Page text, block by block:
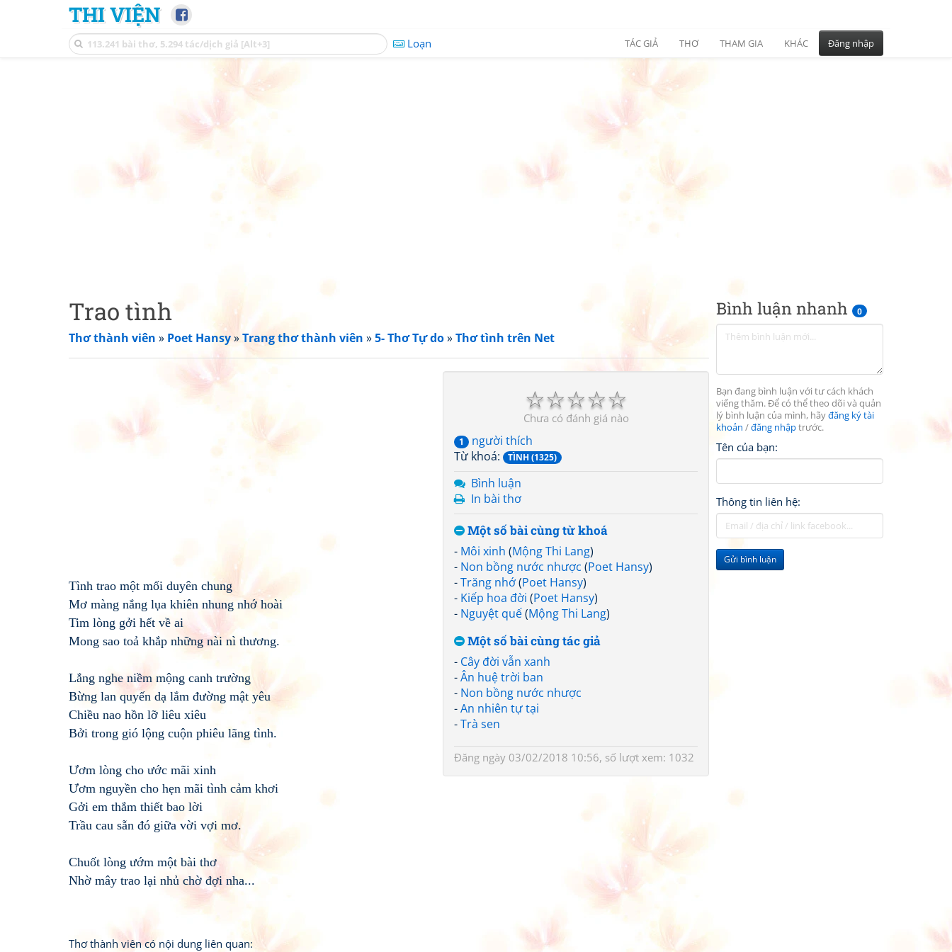
THI VIỆN
Loạn TÁC GIẢ THƠ THAM GIA KHÁC Đăng nhập
Bình luận nhanh 0
Bạn đang bình luận với tư cách khách
viếng thăm. Để có thể theo dõi và quản
lý bình luận của mình, hãyđăng ký tài
khoản /đăng nhậptrước.
Tên của bạn:
Thông tin liên hệ:
Gửi bình luận
Trao tình
Thơ thành viên » Poet Hansy»Trang thơ thành viên »5- Thơ Tự do»Thơ tình trên Net
☆
☆
☆
☆
☆
Chưa có đánh giá nào
1
người thích
Từ khoá:
TÌNH (1325)
Bình luận
In bài thơ
Một số bài cùng từ khoá
- Môi xinh (Mộng Thi Lang)
- Non bồng nước nhược (Poet Hansy)
-Trăng nhớ(Poet Hansy)
- Kiếp hoa đời (Poet Hansy)
- Nguyệt quế(Mộng Thi Lang)
Một số bài cùng tác giả
- Cây đời vẫn xanh
-Ân huệ trời ban
- Non bồng nước nhược
-An nhiên tự tại
-Trà sen
Đăng ngày 03/02/2018 10:56, số lượt xem: 1032
Tình trao một mối duyên chung
Mơ màng nắng lụa khiên nhung nhớ hoài
Tim lòng gởi hết về ai
Mong sao toả khắp những nài nì thương.
Lắng nghe niềm mộng canh trường
Bừng lan quyến dạ lắm đường mật yêu
Chiều nao hồn lỡ liêu xiêu
Bởi trong gió lộng cuộn phiêu lãng tình.
Ươm lòng cho ước mãi xinh
Ươm nguyền cho hẹn mãi tình cảm khơi
Gởi em thắm thiết bao lời
Trầu cau sẵn đó giữa vời vợi mơ.
Chuốt lòng ướm một bài thơ
Nhờ mây trao lại nhủ chờ đợi nha...
Thơ thành viên có nội dung liên quan: